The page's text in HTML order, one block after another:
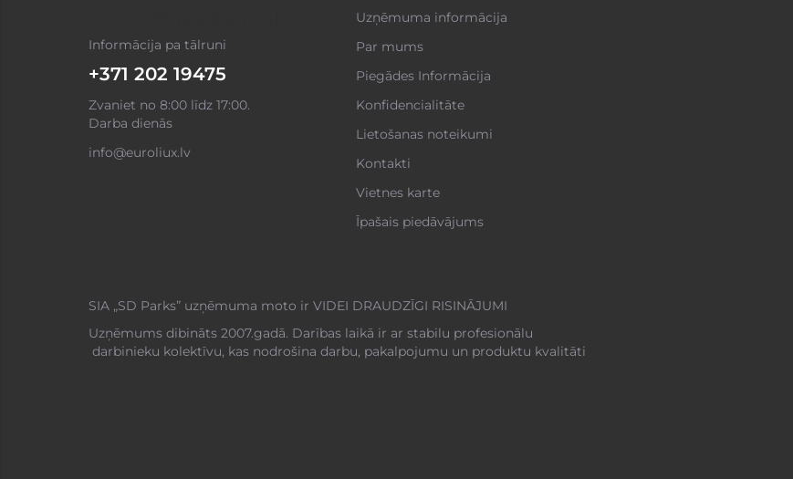
Informācija pa tālruni
+371 202 19475
Zvaniet no 8:00 līdz 17:00.
Darba dienās
info@euroliux.lv
Uzņēmuma informācija
Par mums
Piegādes Informācija
Konfidencialitāte
Lietošanas noteikumi
Kontakti
Vietnes karte
Īpašais piedāvājums
SIA „SD Parks” uzņēmuma moto ir VIDEI DRAUDZĪGI RISINĀJUMI
Uzņēmums dibināts 2007.gadā. Darības laikā ir ar stabilu profesionālu
darbinieku kolektīvu, kas nodrošina darbu, pakalpojumu un produktu kvalitāti